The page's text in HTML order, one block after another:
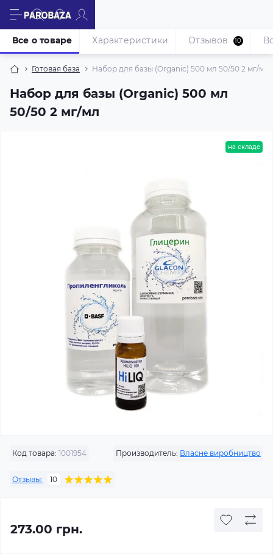
Готовая база Набор для базы (Organic) 500 мл 50/50 2 мг/мл
Набор для базы (Organic) 500 мл
50/50 2 мг/мл
Все о товаре Характеристики Отзывов 10
на складе
Код товара: 1001954 Производитель: Власне виробництво
Отзывы: 10
273.00 грн.